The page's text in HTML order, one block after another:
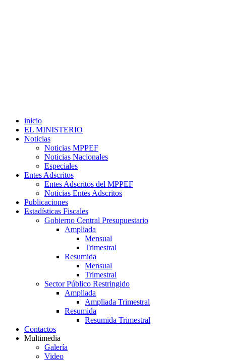
inicio
EL MINISTERIO
Noticias
Noticias MPPEF
Noticias Nacionales
Especiales
Entes Adscritos
Entes Adscritos del MPPEF
Noticias Entes Adscritos
Publicaciones
Estadísticas Fiscales
Gobierno Central Presupuestario
Ampliada
Mensual
Trimestral
Resumida
Mensual
Trimestral
Sector Público Restringido
Ampliada
Ampliada Trimestral
Resumida
Resumida Trimestral
Contactos
Multimedia
Galería
Video